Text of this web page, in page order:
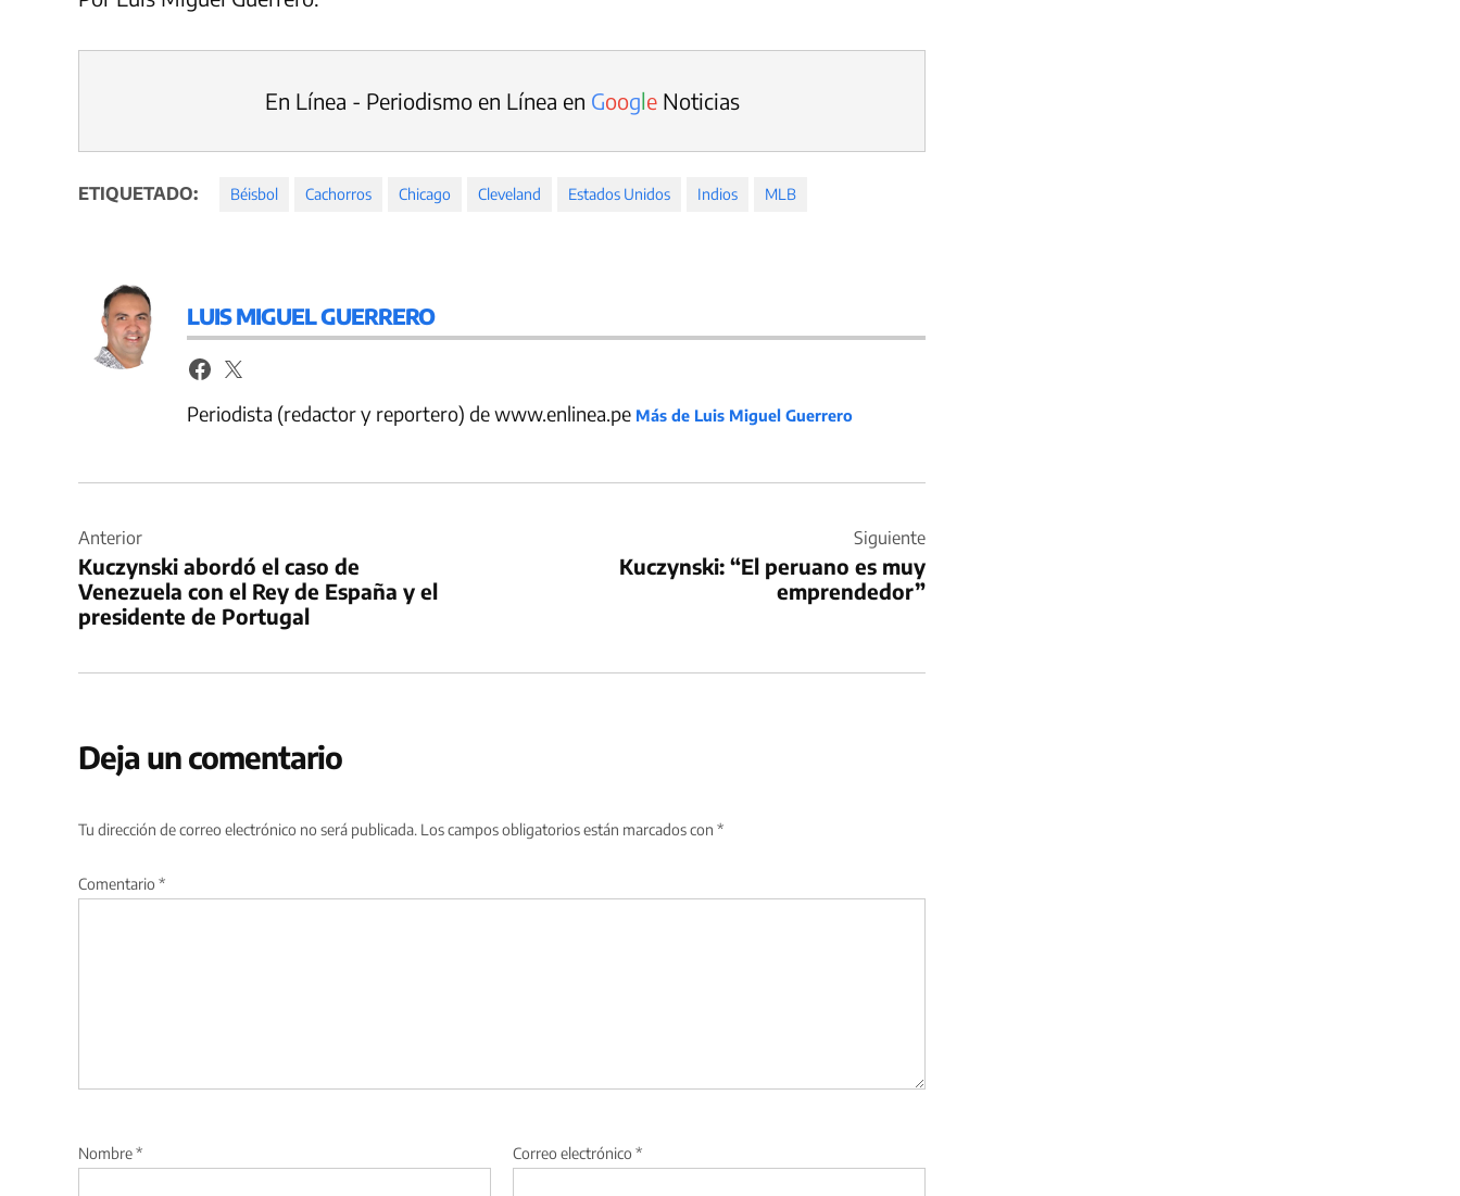
En Línea - Periodismo en Línea en GoogleNoticias
ETIQUETADO: Béisbol Cachorros Chicago Cleveland Estados Unidos Indios MLB
LUIS MIGUEL GUERRERO
Periodista (redactor y reportero) de www.enlinea.pe Más de Luis Miguel Guerrero
de
entradas
Anterior
Kuczynski abordó el caso de
Venezuela con el Rey de España y el
presidente de Portugal
Siguiente
Kuczynski: “El peruano es muy
emprendedor”
Deja un comentario
Tu dirección de correo electrónico no será publicada. Los campos obligatorios están marcados con *
Comentario *
Nombre* Correo electrónico *